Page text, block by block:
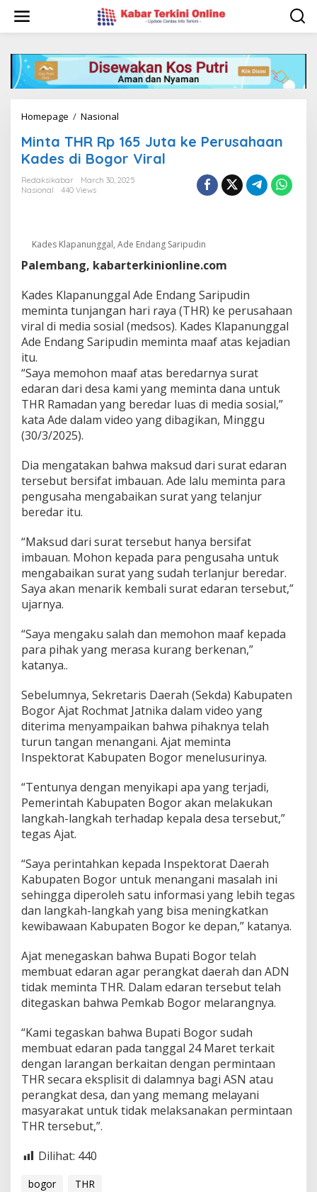
i
Homepage / Nasional
n
t
a
T
1
5
u
t
a
k
e
e
r
s
a
a
K
a
s
i
B
o
r
V
i
l
Minta THR Rp 165 Juta ke Perusahaan
Kades di Bogor Viral
Redaksikabar
March 30, 2025
Nasional
440 Views
Kades Klapanunggal, Ade Endang Saripudin
Palembang, kabarterkinionline.com
Kades Klapanunggal Ade Endang Saripudin
meminta tunjangan hari raya (THR) ke perusahaan
viral di media sosial (medsos). Kades Klapanunggal
Ade Endang Saripudin meminta maaf atas kejadian
itu.
“Saya memohon maaf atas beredarnya surat
edaran dari desa kami yang meminta dana untuk
THR Ramadan yang beredar luas di media sosial,”
kata Ade dalam video yang dibagikan, Minggu
(30/3/2025).
Dia mengatakan bahwa maksud dari surat edaran
tersebut bersifat imbauan. Ade lalu meminta para
pengusaha mengabaikan surat yang telanjur
beredar itu.
“Maksud dari surat tersebut hanya bersifat
imbauan. Mohon kepada para pengusaha untuk
mengabaikan surat yang sudah terlanjur beredar.
Saya akan menarik kembali surat edaran tersebut,”
ujarnya.
“Saya mengaku salah dan memohon maaf kepada
para pihak yang merasa kurang berkenan,”
katanya..
Sebelumnya, Sekretaris Daerah (Sekda) Kabupaten
Bogor Ajat Rochmat Jatnika dalam video yang
diterima menyampaikan bahwa pihaknya telah
turun tangan menangani. Ajat meminta
Inspektorat Kabupaten Bogor menelusurinya.
“Tentunya dengan menyikapi apa yang terjadi,
Pemerintah Kabupaten Bogor akan melakukan
langkah-langkah terhadap kepala desa tersebut,”
tegas Ajat.
“Saya perintahkan kepada Inspektorat Daerah
Kabupaten Bogor untuk menangani masalah ini
sehingga diperoleh satu informasi yang lebih tegas
dan langkah-langkah yang bisa meningkatkan
kewibawaan Kabupaten Bogor ke depan,” katanya.
Ajat menegaskan bahwa Bupati Bogor telah
membuat edaran agar perangkat daerah dan ADN
tidak meminta THR. Dalam edaran tersebut telah
ditegaskan bahwa Pemkab Bogor melarangnya.
“Kami tegaskan bahwa Bupati Bogor sudah
membuat edaran pada tanggal 24 Maret terkait
dengan larangan berkaitan dengan permintaan
THR secara eksplisit di dalamnya bagi ASN atau
perangkat desa, dan yang memang melayani
masyarakat untuk tidak melaksanakan permintaan
THR tersebut,”.
Dilihat: 440
bogor THR